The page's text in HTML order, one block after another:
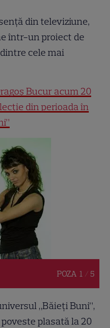
din televiziune,
într-un proiect de
cele mai
Bucur acum 20
din perioada în
POZA 1 / 5
„Băieți Buni”,
plasată la 20